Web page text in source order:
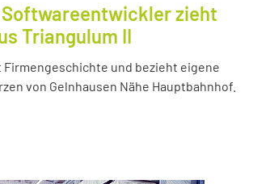
Softwareentwickler zieht
Triangulum II
und bezieht eigene
von Gelnhausen Nähe Hauptbahnhof.